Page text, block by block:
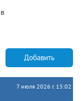
Добавить
7 июля 2026 г. 15:02